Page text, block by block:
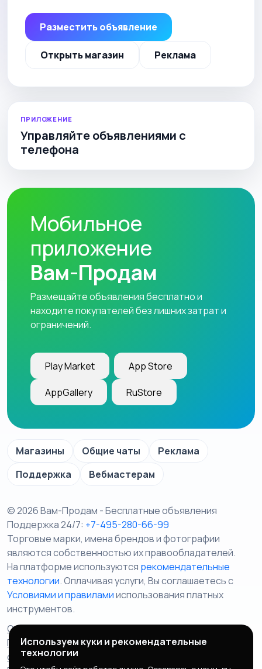
Разместить объявление
Открыть магазин Реклама
ПРИЛОЖЕНИЕ
Управляйте объявлениями с
телефона
Мобильное
приложение
Вам-Продам
Размещайте объявления бесплатно и
находите покупателей без лишних затрат и
ограничений.
Play Market App Store
AppGallery RuStore
Магазины Общие чаты
Реклама
Поддержка
Вебмастерам
© 2026 Вам-Продам - Бесплатные объявления
Поддержка 24/7: +7-495-280-66-99
Торговые марки, имена брендов и фотографии
являются собственностью их правообладателей.
На платформе используются рекомендательные
технологии. Оплачивая услуги, Вы соглашаетесь c
Условиями и правиламииспользования платных
инструментов.
Отказ от ответственности
Правила сервиса
Политика конфиденциальности
Пользовательское
соглашение
Запрещенные товары/услуги
Используем куки и рекомендательные
технологии